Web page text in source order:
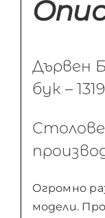
Дървен
бук –
Огромно
модели.